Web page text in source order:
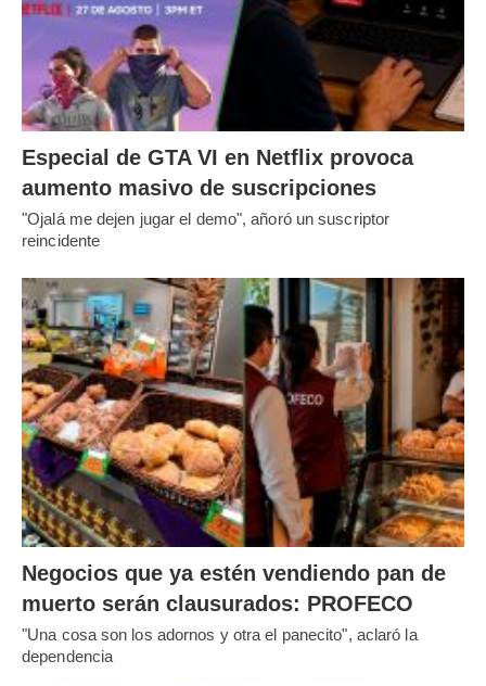
Especial de GTA VI en Netflix provoca
aumento masivo de suscripciones
"Ojalá me dejen jugar el demo", añoró un suscriptor
reincidente
Negocios que ya estén vendiendo pan de
muerto serán clausurados: PROFECO
"Una cosa son los adornos y otra el panecito", aclaró la
dependencia